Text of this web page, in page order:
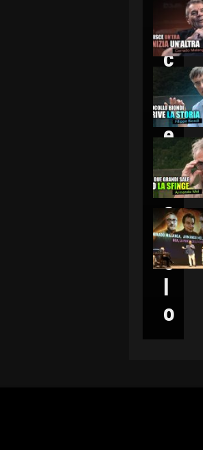
I
C
L
E
C
I
C
C
O
L
O